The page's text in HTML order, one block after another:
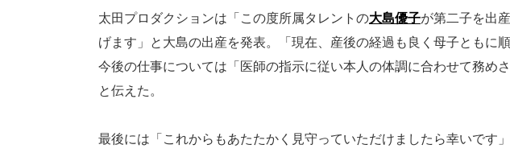
太田プロダクションは「この度所属タレントの大島優子が第二子を出
げます」と大島の出産を発表。「現在、産後の経過も良く母子ともに
今後の仕事については「医師の指示に従い本人の体調に合わせて務め
と伝えた。
最後には「これからもあたたかく見守っていただけましたら幸いです」